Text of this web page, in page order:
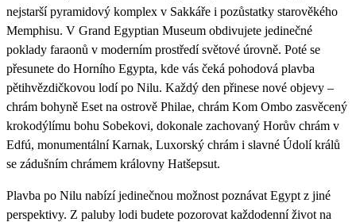
nejstarší pyramidový komplex v Sakkáře i pozůstatky starověkého
Memphisu. V Grand Egyptian Museum obdivujete jedinečné
poklady faraonů v moderním prostředí světové úrovně. Poté se
přesunete do Horního Egypta, kde vás čeká pohodová plavba
pětihvězdičkovou lodí po Nilu. Každý den přinese nové objevy –
chrám bohyně Eset na ostrově Philae, chrám Kom Ombo zasvěcený
krokodýlímu bohu Sobekovi, dokonale zachovaný Horův chrám v
Edfú, monumentální Karnak, Luxorský chrám i slavné Údolí králů
se zádušním chrámem královny Hatšepsut.
Plavba po Nilu nabízí jedinečnou možnost poznávat Egypt z jiné
perspektivy. Z paluby lodi budete pozorovat každodenní život na